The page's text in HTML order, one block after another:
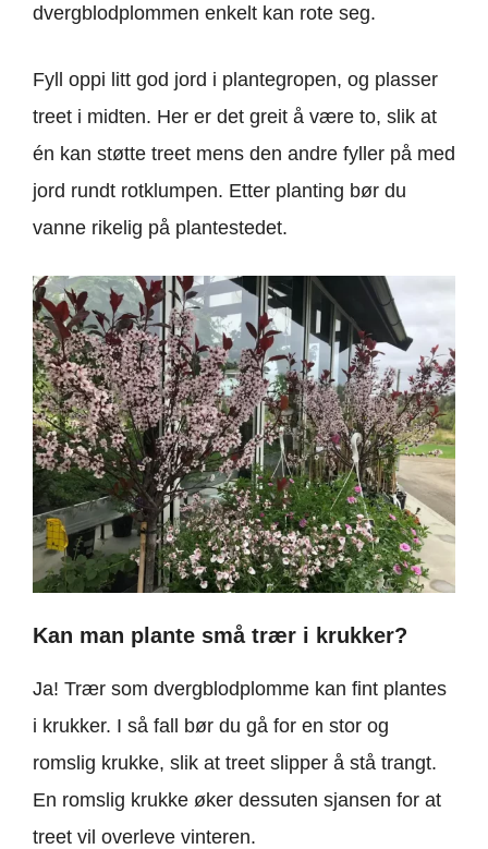
dvergblodplommen enkelt kan rote seg.
Fyll oppi litt god jord i plantegropen, og plasser
treet i midten. Her er det greit å være to, slik at
én kan støtte treet mens den andre fyller på med
jord rundt rotklumpen. Etter planting bør du
vanne rikelig på plantestedet.
Kan man plante små trær i krukker?
Ja! Trær som dvergblodplomme kan fint plantes
i krukker. I så fall bør du gå for en stor og
romslig krukke, slik at treet slipper å stå trangt.
En romslig krukke øker dessuten sjansen for at
treet vil overleve vinteren.